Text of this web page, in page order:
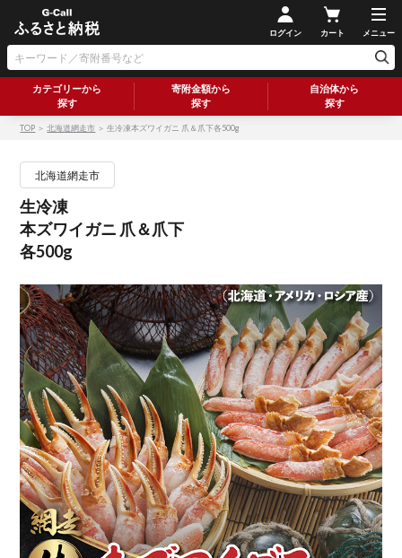
ログイン カート メニュー
カテゴリーから
探す
寄附金額から
探す
自治体から
探す
TOP ＞北海道網走市 ＞ 生冷凍本ズワイガニ 爪＆爪下各500g
北海道網走市
生冷凍
本ズワイガニ 爪＆爪下
各500g